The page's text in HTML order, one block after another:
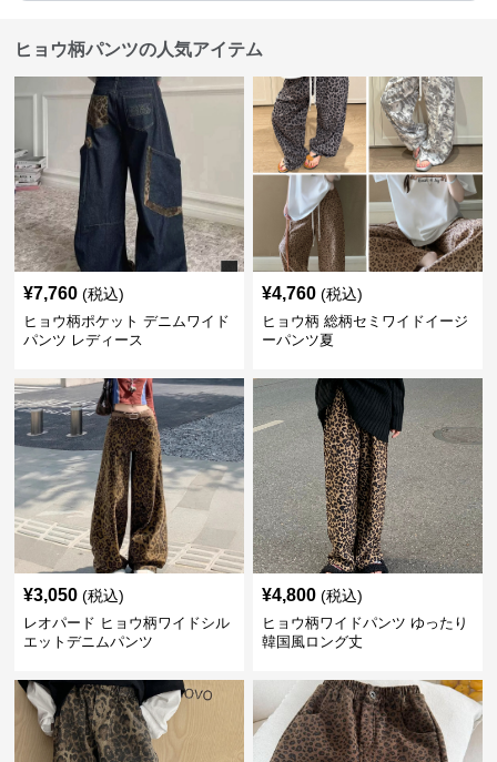
ヒョウ柄パンツの人気アイテム
¥7,760 (税込)
ヒョウ柄ポケット デニムワイド
パンツ レディース
¥4,760 (税込)
ヒョウ柄 総柄セミワイドイージ
ーパンツ夏
¥3,050 (税込)
レオパード ヒョウ柄ワイドシル
エットデニムパンツ
¥4,800 (税込)
ヒョウ柄ワイドパンツ ゆったり
韓国風ロング丈